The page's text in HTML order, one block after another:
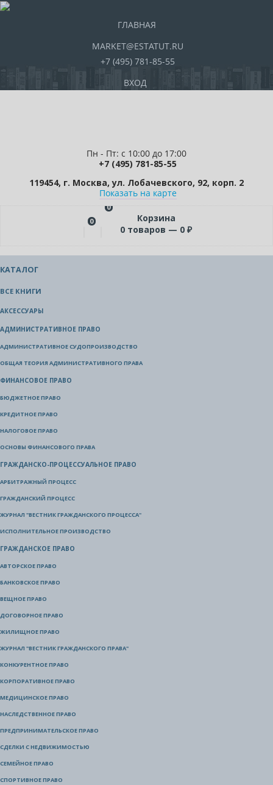
ГЛАВНАЯ
MARKET@ESTATUT.RU
+7 (495) 781-85-55
ВХОД
Пн - Пт: с 10:00 до 17:00
+7 (495) 781-85-55
119454, г. Москва, ул. Лобачевского, 92, корп. 2
Показать на карте
0
0
Корзина
0 товаров — 0 ₽
КАТАЛОГ
ВСЕ КНИГИ
АКСЕССУАРЫ
АДМИНИСТРАТИВНОЕ ПРАВО
АДМИНИСТРАТИВНОЕ СУДОПРОИЗВОДСТВО
ОБЩАЯ ТЕОРИЯ АДМИНИСТРАТИВНОГО ПРАВА
ФИНАНСОВОЕ ПРАВО
БЮДЖЕТНОЕ ПРАВО
КРЕДИТНОЕ ПРАВО
НАЛОГОВОЕ ПРАВО
ОСНОВЫ ФИНАНСОВОГО ПРАВА
ГРАЖДАНСКО-ПРОЦЕССУАЛЬНОЕ ПРАВО
АРБИТРАЖНЫЙ ПРОЦЕСС
ГРАЖДАНСКИЙ ПРОЦЕСС
ЖУРНАЛ "ВЕСТНИК ГРАЖДАНСКОГО ПРОЦЕССА"
ИСПОЛНИТЕЛЬНОЕ ПРОИЗВОДСТВО
ГРАЖДАНСКОЕ ПРАВО
АВТОРСКОЕ ПРАВО
БАНКОВСКОЕ ПРАВО
ВЕЩНОЕ ПРАВО
ДОГОВОРНОЕ ПРАВО
ЖИЛИЩНОЕ ПРАВО
ЖУРНАЛ "ВЕСТНИК ГРАЖДАНСКОГО ПРАВА"
КОНКУРЕНТНОЕ ПРАВО
КОРПОРАТИВНОЕ ПРАВО
МЕДИЦИНСКОЕ ПРАВО
НАСЛЕДСТВЕННОЕ ПРАВО
ПРЕДПРИНИМАТЕЛЬСКОЕ ПРАВО
СДЕЛКИ С НЕДВИЖИМОСТЬЮ
СЕМЕЙНОЕ ПРАВО
СПОРТИВНОЕ ПРАВО